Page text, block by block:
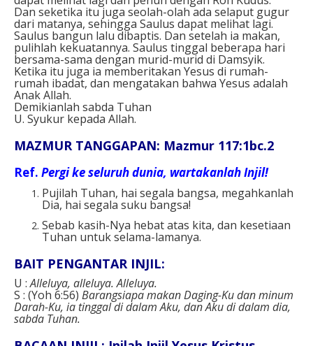
Dan seketika itu juga seolah-olah ada selaput gugur
dari matanya, sehingga Saulus dapat melihat lagi.
Saulus bangun lalu dibaptis. Dan setelah ia makan,
pulihlah kekuatannya. Saulus tinggal beberapa hari
bersama-sama dengan murid-murid di Damsyik.
Ketika itu juga ia memberitakan Yesus di rumah-
rumah ibadat, dan mengatakan bahwa Yesus adalah
Anak Allah.
Demikianlah sabda Tuhan
U. Syukur kepada Allah.
MAZMUR TANGGAPAN: Mazmur 117:1bc.2
Ref. Pergi ke seluruh dunia, wartakanlah Injil!
Pujilah Tuhan, hai segala bangsa, megahkanlah
Dia, hai segala suku bangsa!
Sebab kasih-Nya hebat atas kita, dan kesetiaan
Tuhan untuk selama-lamanya.
BAIT PENGANTAR INJIL:
U :Alleluya, alleluya. Alleluya.
S : (Yoh 6:56) Barangsiapa makan Daging-Ku dan minum
Darah-Ku, ia tinggal di dalam Aku, dan Aku di dalam dia,
sabda Tuhan.